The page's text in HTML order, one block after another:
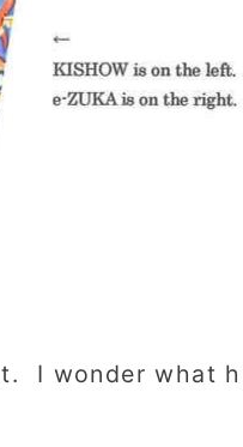
I wonder what